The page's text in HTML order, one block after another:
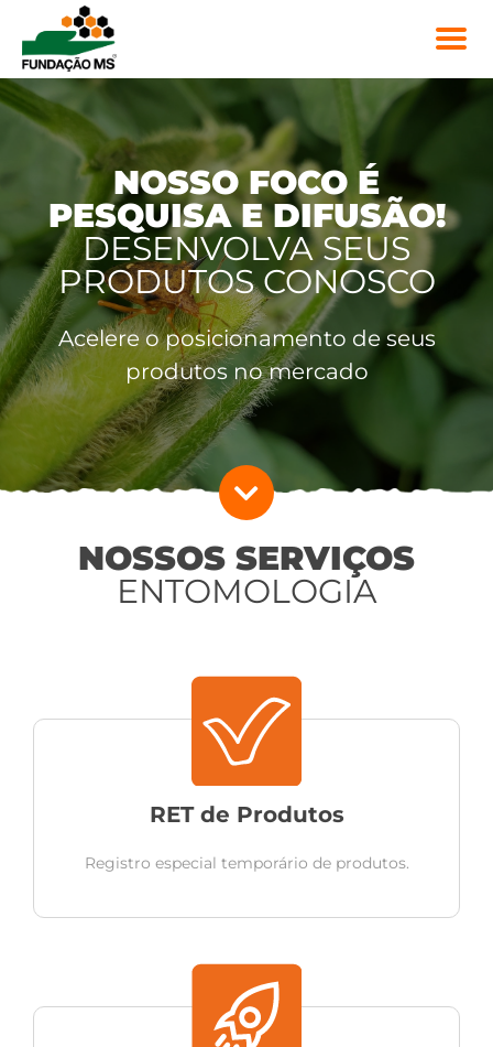
NOSSO FOCO É
PESQUISA E DIFUSÃO!
DESENVOLVA SEUS
PRODUTOS CONOSCO
Acelere o posicionamento de seus
produtos no mercado
NOSSOS SERVIÇOS
ENTOMOLOGIA
RET de Produtos
Registro especial temporário de produtos.